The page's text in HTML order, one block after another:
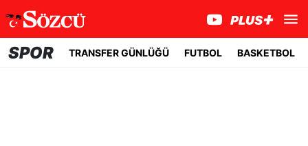
SPOR TRANSFER GÜNLÜĞÜ FUTBOL BASKETBOL